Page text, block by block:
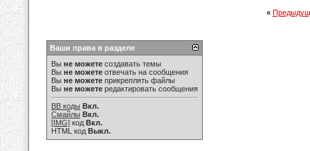
«
Ваши права в разделе
Вы не можете создавать темы
Вы не можете отвечать на сообщения
Вы не можете прикреплять файлы
Вы не можете редактировать сообщения
BB коды Вкл.
Смайлы Вкл.
[IMG] код Вкл.
HTML код Выкл.